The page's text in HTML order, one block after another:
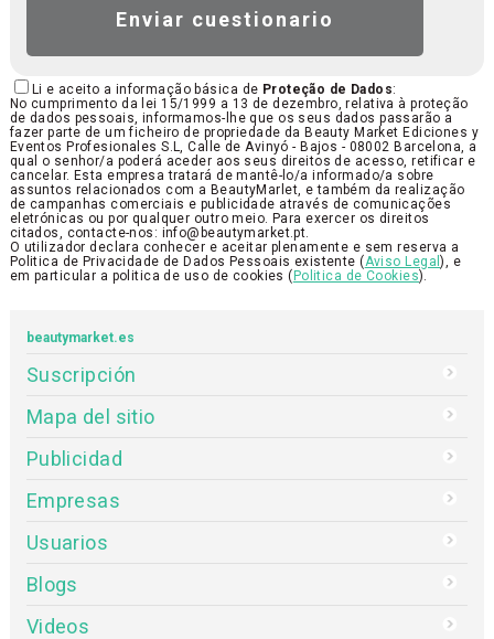
Li e aceito a informação básica de Proteção de Dados:
No cumprimento da lei 15/1999 a 13 de dezembro, relativa à proteção
de dados pessoais, informamos-lhe que os seus dados passarão a
fazer parte de um ficheiro de propriedade da Beauty Market Ediciones y
Eventos Profesionales S.L, Calle de Avinyó - Bajos - 08002 Barcelona, a
qual o senhor/a poderá aceder aos seus direitos de acesso, retificar e
cancelar. Esta empresa tratará de mantê-lo/a informado/a sobre
assuntos relacionados com a BeautyMarlet, e também da realização
de campanhas comerciais e publicidade através de comunicações
eletrónicas ou por qualquer outro meio. Para exercer os direitos
citados, contacte-nos: info@beautymarket.pt.
O utilizador declara conhecer e aceitar plenamente e sem reserva a
Politica de Privacidade de Dados Pessoais existente (Aviso Legal), e
em particular a politica de uso de cookies (Politica de Cookies).
beautymarket.es
Suscripción
Mapa del sitio
Publicidad
Empresas
Usuarios
Blogs
Videos